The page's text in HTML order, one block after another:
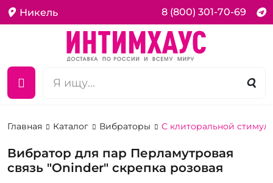
Никель 8 (800) 301-70-69
Главная Каталог Вибраторы С клиторальной
Вибратор для пар Перламутровая
связь "Oninder" скрепка розовая